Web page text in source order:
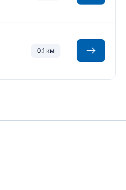
0.1 км